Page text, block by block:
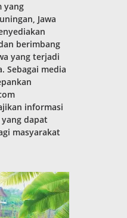
yang
Jawa
berimbang
yang terjadi
Sebagai media
informasi
dapat
masyarakat